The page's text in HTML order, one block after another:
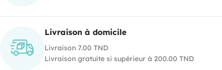
Livraison à domicile
Livraison 7.00 TND
Livraison gratuite si supérieur à 200.00 TND